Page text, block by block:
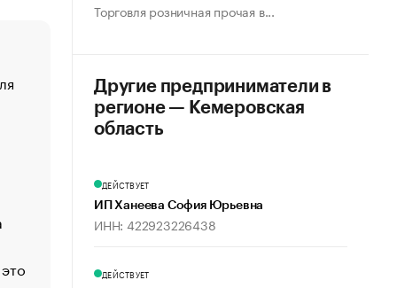
«От спорта тело стареет иначе». Как живет глава
создавшей GTA
«Деньги будут не нужны»: что рассказал Маск в
Функции менеджмента: пять ключевых основ
управления
ЕС разрешил конфискацию российской нефти —
Стресс обеспеченных людей: почему рост доходов
Торговля розничная прочая в...
Другие предприниматели в
регионе — Кемеровская
область
ДЕЙСТВУЕТ
ИП Ханеева София Юрьевна
ИНН: 422923226438
ДЕЙСТВУЕТ